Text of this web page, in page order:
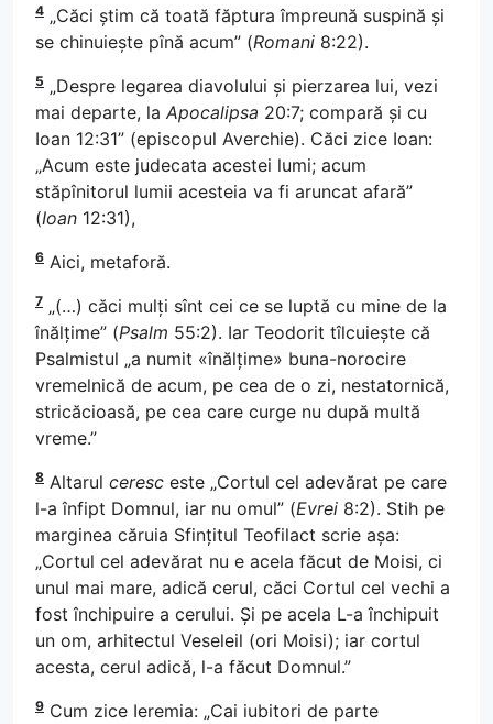
4 „Căci știm că toată făptura împreună suspină și
se chinuiește pînă acum” (Romani 8:22).
5 „Despre legarea diavolului și pierzarea lui, vezi
mai departe, la Apocalipsa 20:7; compară și cu
Ioan 12:31” (episcopul Averchie). Căci zice Ioan:
„Acum este judecata acestei lumi; acum
stăpînitorul lumii acesteia va fi aruncat afară”
(Ioan 12:31),
6 Aici, metaforă.
7 „(…) căci mulți sînt cei ce se luptă cu mine de la
înălțime” (Psalm 55:2). Iar Teodorit tîlcuiește că
Psalmistul „a numit «înălțime» buna-norocire
vremelnică de acum, pe cea de o zi, nestatornică,
stricăcioasă, pe cea care curge nu după multă
vreme.”
8 Altarul ceresc este „Cortul cel adevărat pe care
l-a înfipt Domnul, iar nu omul” (Evrei 8:2). Stih pe
marginea căruia Sfințitul Teofilact scrie așa:
„Cortul cel adevărat nu e acela făcut de Moisi, ci
unul mai mare, adică cerul, căci Cortul cel vechi a
fost închipuire a cerului. Și pe acela L-a închipuit
un om, arhitectul Veseleil (ori Moisi); iar cortul
acesta, cerul adică, l-a făcut Domnul.”
9 Cum zice Ieremia: „Cai iubitori de parte